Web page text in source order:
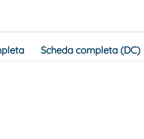
Scheda completa (DC)